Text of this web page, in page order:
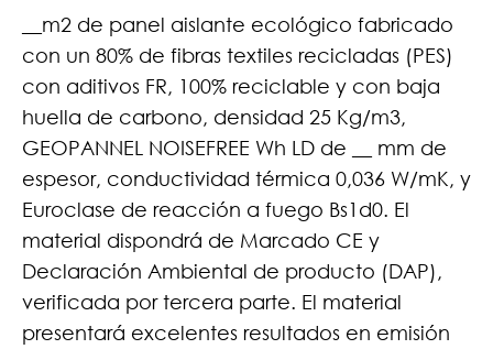
__m2 de panel aislante ecológico fabricado
con un 80% de fibras textiles recicladas (PES)
con aditivos FR, 100% reciclable y con baja
huella de carbono, densidad 25 Kg/m3,
GEOPANNEL NOISEFREE Wh LD de __ mm de
espesor, conductividad térmica 0,036 W/mK, y
Euroclase de reacción a fuego Bs1d0. El
material dispondrá de Marcado CE y
Declaración Ambiental de producto (DAP),
verificada por tercera parte. El material
presentará excelentes resultados en emisión